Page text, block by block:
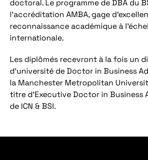
doctoral. Le programme de DBA du
l’accréditation AMBA, gage
reconnaissance académique à
internationale.
Les diplômés recevront à la fois un
d’université deDoctor in Business
la Manchester Metropolitan
titre d’Executive Doctor in Business
de ICN & BSI.